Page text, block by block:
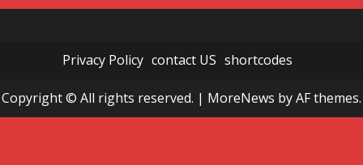
Privacy Policy contact US shortcodes
Copyright © All rights reserved. | MoreNews by AF themes.